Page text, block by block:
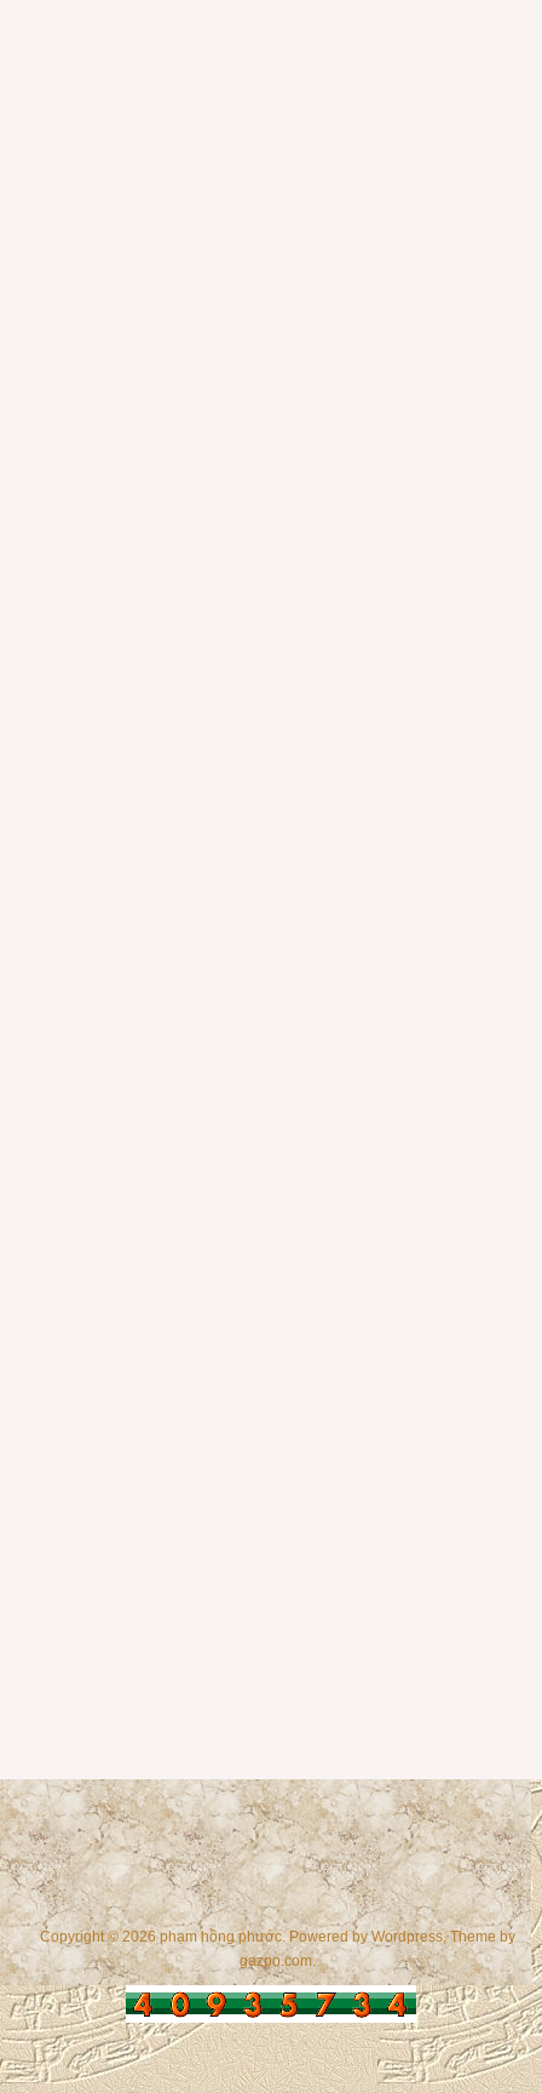
Copyright © 2026 phạm hồng phước. Powered byWordpress, Theme by
gazpo.com.